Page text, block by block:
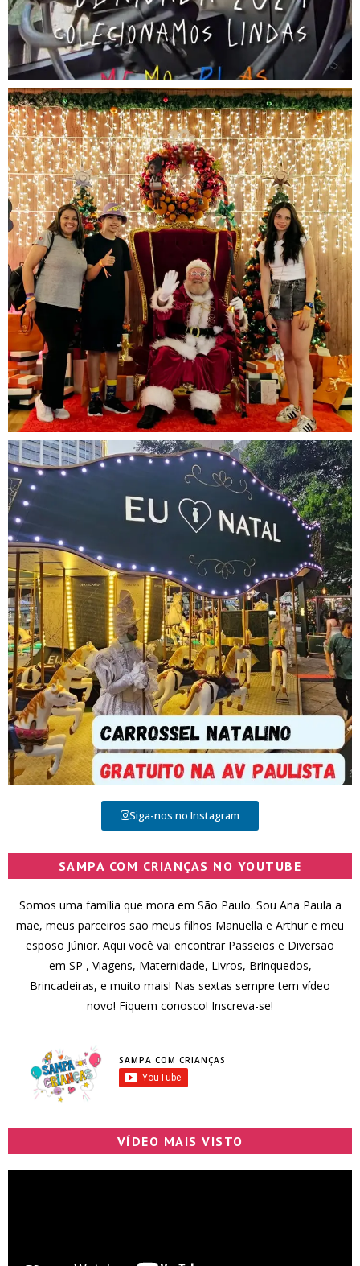
Siga-nos no Instagram
SAMPA COM CRIANÇAS NO YOUTUBE
Somos uma família que mora em São Paulo. Sou Ana Paula a
mãe, meus parceiros são meus filhos Manuella e Arthur e meu
esposo Júnior. Aqui você vai encontrar Passeios e Diversão
em SP , Viagens, Maternidade, Livros, Brinquedos,
Brincadeiras, e muito mais! Nas sextas sempre tem vídeo
novo! Fiquem conosco! Inscreva-se!
SAMPA COM CRIANÇAS
VÍDEO MAIS VISTO